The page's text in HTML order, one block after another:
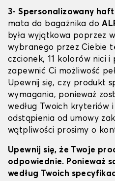
3- Spersonalizowany haft
mata do bagażnika do
była wyjątkowa poprzez
wybranego przez Ciebie
czcionek, 11 kolorów nici
zapewnić Ci możliwość
Upewnij się, czy produkt
wymagania, ponieważ
według Twoich kryteriów
odstąpienia od umowy
wątpliwości prosimy o
Upewnij się, że Twoje
odpowiednie. Ponieważ
według Twoich